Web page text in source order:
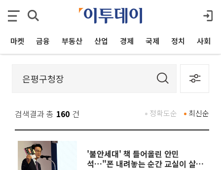
마켓 금융 부동산 산업 경제 국제 정치 사회
검색결과 총 160 건 최신순
정확도순
'불안세대' 책 들어올린 안민
석…"폰 내려놓는 순간 교실이 살아